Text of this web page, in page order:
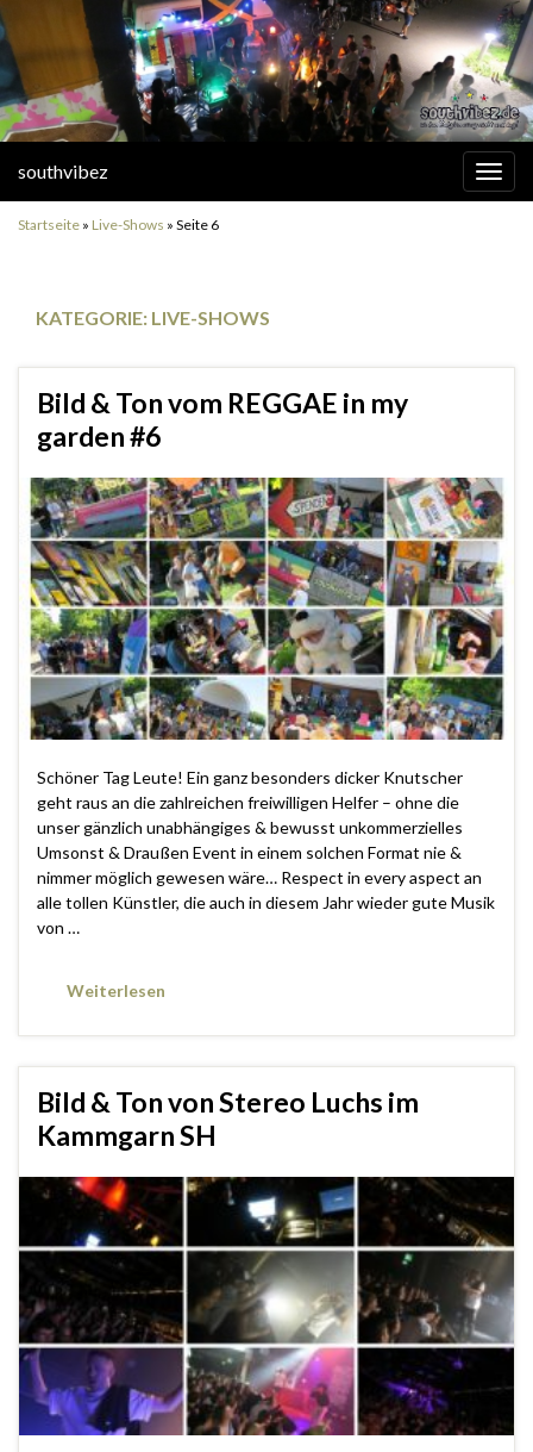
southvibez
Startseite » Live-Shows » Seite 6
KATEGORIE: LIVE-SHOWS
Bild & Ton vom REGGAE in my
garden #6
Schöner Tag Leute! Ein ganz besonders dicker Knutscher
geht raus an die zahlreichen freiwilligen Helfer – ohne die
unser gänzlich unabhängiges & bewusst unkommerzielles
Umsonst & Draußen Event in einem solchen Format nie &
nimmer möglich gewesen wäre… Respect in every aspect an
alle tollen Künstler, die auch in diesem Jahr wieder gute Musik
von …
Weiterlesen
Bild & Ton von Stereo Luchs im
Kammgarn SH